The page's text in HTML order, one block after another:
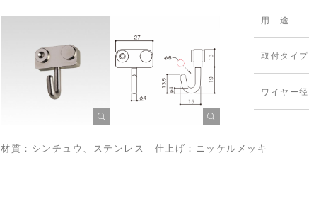
用 途
取付タイプ
ワイヤー径
材質：シンチュウ、ステンレス 仕上げ：ニッケルメッキ